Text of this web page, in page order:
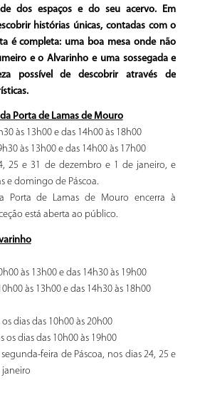
dos espaços e do seu acervo. Em
histórias únicas, contadas com o
é completa: uma boa mesa onde não
e o Alvarinho e uma sossegada e
possível de descobrir através de
Porta de Lamas de Mouro
às 13h00 e das 14h00 às 18h00
às 13h00 e das 14h00 às 17h00
25 e 31 de dezembro e 1 de janeiro, e
e domingo de Páscoa.
Porta de Lamas de Mouro encerra à
está aberta ao público.
às 13h00 e das 14h30 às 19h00
às 13h00 e das 14h30 às 18h00
dias das 10h00 às 20h00
dias das 10h00 às 19h00
feira de Páscoa, nos dias 24, 25 e
janeiro